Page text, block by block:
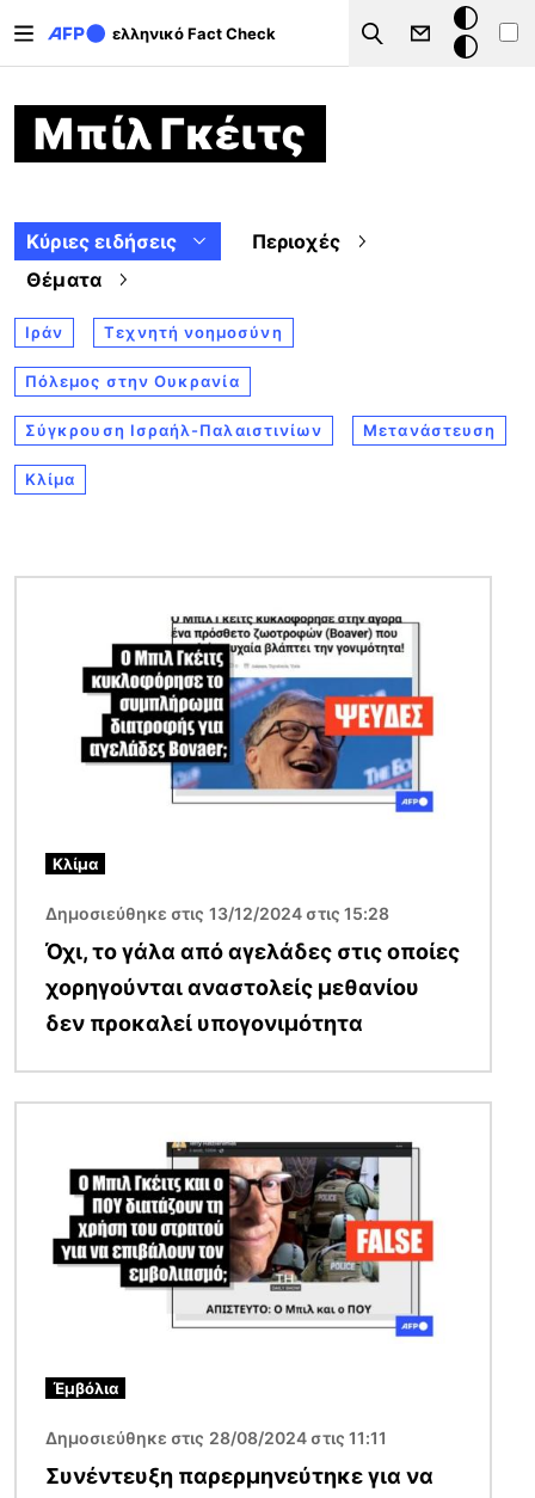
ελληνικό Fact Check
Search
Σκοτεινή
Μπίλ Γκέιτς
Κύριες ειδήσεις
Περιοχές
Θέματα
Ιράν Τεχνητή νοημοσύνη
Πόλεμος στην Ουκρανία
Σύγκρουση Ισραήλ-Παλαιστινίων Μετανάστευση
Κλίμα
Κλίμα
Δημοσιεύθηκε στις 13/12/2024 στις 15:28
Όχι, το γάλα από αγελάδες στις οποίες
χορηγούνται αναστολείς μεθανίου
δεν προκαλεί υπογονιμότητα
Έμβόλια
Δημοσιεύθηκε στις 28/08/2024 στις 11:11
Συνέντευξη παρερμηνεύτηκε για να